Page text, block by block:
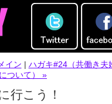
メイン | ハガキ#24（共働き夫
ついて） »
行こう！